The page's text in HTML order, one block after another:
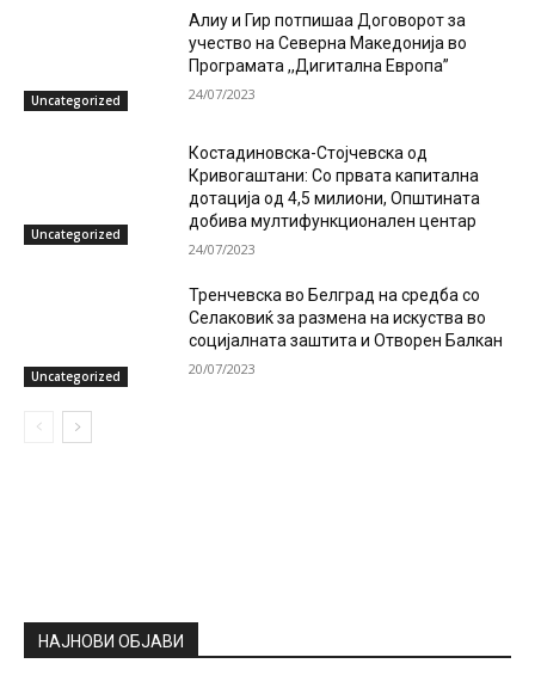
Uncategorized
Алиу и Гир потпишаа Договорот за
учество на Северна Македонија во
Програмата ,,Дигитална Европа”
24/07/2023
Uncategorized
Костадиновска-Стојчевска од
Кривогаштани: Со првата капитална
дотација од 4,5 милиони, Општината
добива мултифункционален центар
24/07/2023
Uncategorized
Тренчевска во Белград на средба со
Селаковиќ за размена на искуства во
социјалната заштита и Отворен Балкан
20/07/2023
НАЈНОВИ ОБЈАВИ